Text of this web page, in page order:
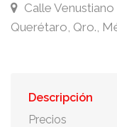
Calle
Querétaro, Qro.,
Descripción
Precios